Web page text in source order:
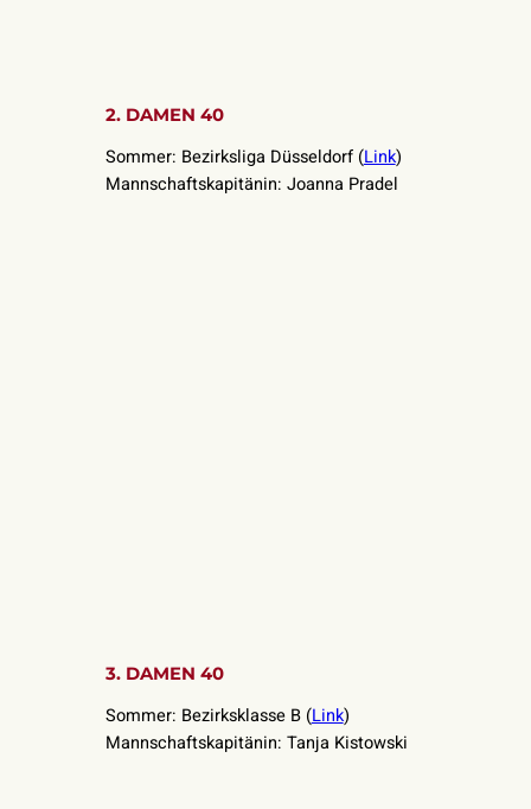
2. DAMEN 40
Sommer: Bezirksliga Düsseldorf (Link)
Mannschaftskapitänin: Joanna Pradel
3. DAMEN 40
Sommer: Bezirksklasse B (Link)
Mannschaftskapitänin: Tanja Kistowski